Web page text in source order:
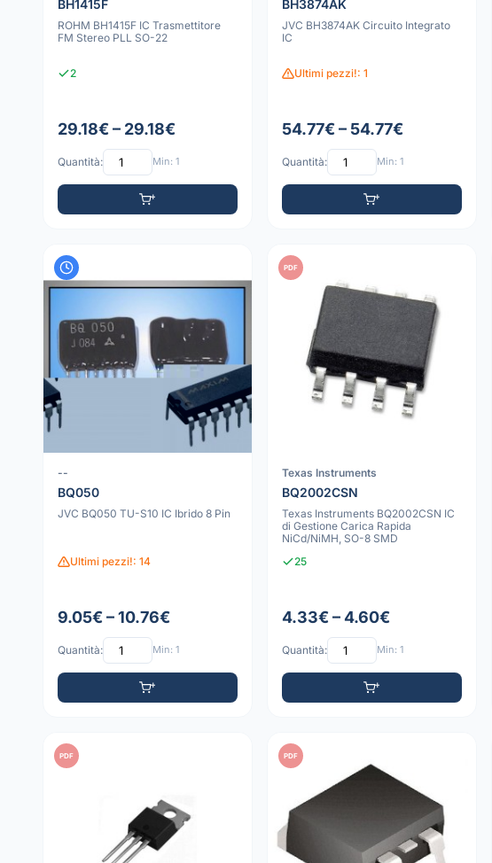
BH1415F
ROHM BH1415F IC Trasmettitore
FM Stereo PLL SO-22
2
29.18€ – 29.18€
Quantità: Min: 1
BH3874AK
JVC BH3874AK Circuito Integrato
IC
Ultimi pezzi!: 1
54.77€ – 54.77€
Quantità: Min: 1
--
BQ050
JVC BQ050 TU-S10 IC Ibrido 8 Pin
Ultimi pezzi!: 14
9.05€ – 10.76€
Quantità: Min: 1
PDF
Texas Instruments
BQ2002CSN
Texas Instruments BQ2002CSN IC
di Gestione Carica Rapida
NiCd/NiMH, SO-8 SMD
25
4.33€ – 4.60€
Quantità: Min: 1
PDF PDF